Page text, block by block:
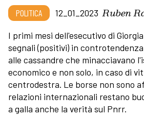
POLITICA 12_01_2023 Ruben
I primi mesi dell'esecutivo di
segnali (positivi) in
alle cassandre che minacciavano
economico e non solo, in caso di
centrodestra. Le borse non sono
relazioni internazionali restano
a galla anche la verità sul Pnrr.